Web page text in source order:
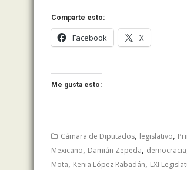
Comparte esto:
Facebook X
Me gusta esto:
Cámara de Diputados, legislativo,
Mexicano, Damián Zepeda, democracia
Mota, Kenia López Rabadán, LXI